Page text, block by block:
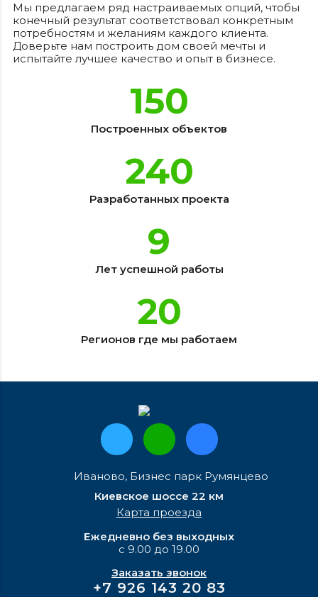
Мы предлагаем ряд настраиваемых опций, чтобы
конечный результат соответствовал конкретным
потребностям и желаниям каждого клиента.
Доверьте нам построить дом своей мечты и
испытайте лучшее качество и опыт в бизнесе.
150
Построенных объектов
240
Разработанных проекта
9
Лет успешной работы
20
Регионов где мы работаем
Иваново, Бизнес парк Румянцево
Киевское шоссе 22 км
Карта проезда
Ежедневно без выходных
с 9.00 до 19.00
Заказать звонок
+7 926 143 20 83